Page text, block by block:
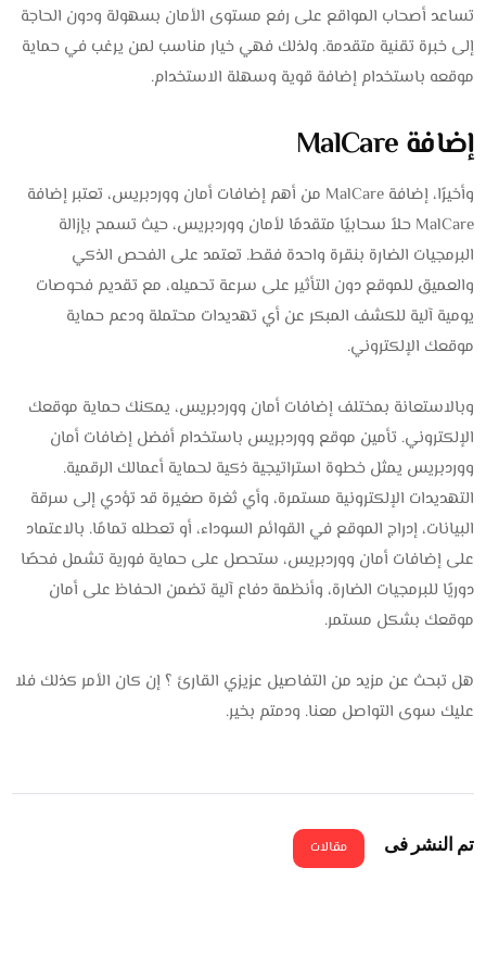
تساعد أصحاب المواقع على رفع مستوى الأمان بسهولة ودون الحاجة
إلى خبرة تقنية متقدمة. ولذلك فهي خيار مناسب لمن يرغب في حماية
موقعه باستخدام إضافة قوية وسهلة الاستخدام.
إضافة MalCare
وأخيرًا، إضافة MalCare من أهم إضافات أمان ووردبريس، تعتبر إضافة
MalCare حلاً سحابيًا متقدمًا لأمان ووردبريس، حيث تسمح بإزالة
البرمجيات الضارة بنقرة واحدة فقط. تعتمد على الفحص الذكي
والعميق للموقع دون التأثير على سرعة تحميله، مع تقديم فحوصات
يومية آلية للكشف المبكر عن أي تهديدات محتملة ودعم حماية
موقعك الإلكتروني.
وبالاستعانة بمختلف إضافات أمان ووردبريس، يمكنك حماية موقعك
الإلكتروني. تأمين موقع ووردبريس باستخدام أفضل إضافات أمان
ووردبريس يمثل خطوة استراتيجية ذكية لحماية أعمالك الرقمية.
التهديدات الإلكترونية مستمرة، وأي ثغرة صغيرة قد تؤدي إلى سرقة
البيانات، إدراج الموقع في القوائم السوداء، أو تعطله تمامًا. بالاعتماد
على إضافات أمان ووردبريس، ستحصل على حماية فورية تشمل فحصًا
دوريًا للبرمجيات الضارة، وأنظمة دفاع آلية تضمن الحفاظ على أمان
موقعك بشكل مستمر.
هل تبحث عن مزيد من التفاصيل عزيزي القارئ ؟ إن كان الأمر كذلك فلا
عليك سوى التواصل معنا. ودمتم بخير.
تم النشر فى مقالات